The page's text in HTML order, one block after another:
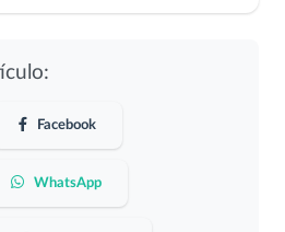
Facebook
WhatsApp